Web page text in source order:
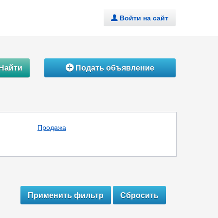
. Войти на сайт
ÁПодать объявление
Продажа